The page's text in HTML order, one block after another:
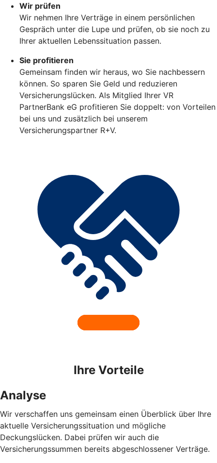
Wir prüfen
Wir nehmen Ihre Verträge in einem persönlichen
Gespräch unter die Lupe und prüfen, ob sie noch zu
Ihrer aktuellen Lebenssituation passen.
Sie profitieren
Gemeinsam finden wir heraus, wo Sie nachbessern
können. So sparen Sie Geld und reduzieren
Versicherungslücken. Als Mitglied Ihrer VR
PartnerBank eG profitieren Sie doppelt: von Vorteilen
bei uns und zusätzlich bei unserem
Versicherungspartner R+V.
Ihre Vorteile
Analyse
Wir verschaffen uns gemeinsam einen Überblick über Ihre
aktuelle Versicherungssituation und mögliche
Deckungslücken. Dabei prüfen wir auch die
Versicherungssummen bereits abgeschlossener Verträge.